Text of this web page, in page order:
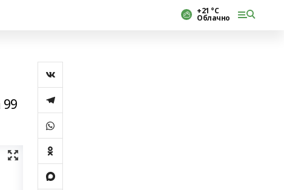
+21 °С
Облачно